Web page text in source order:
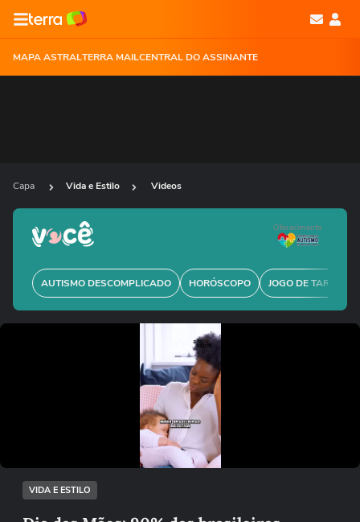
MAPA ASTRALTERRA MAILCENTRAL DO ASSINANTE
Capa Vida e Estilo Videos
AUTISMO DESCOMPLICADO HORÓSCOPO JOGO DE TARÔ
Oferecimento
Não foi possível reproduzir o vídeo
Tentar novamente
VIDA E ESTILO